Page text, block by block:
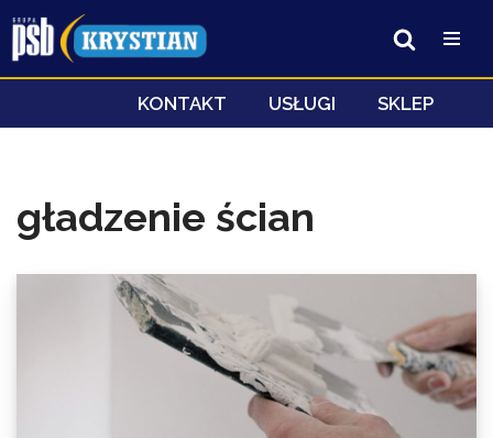
Przejdź
do
KONTAKT USŁUGI SKLEP
gładzenie ścian